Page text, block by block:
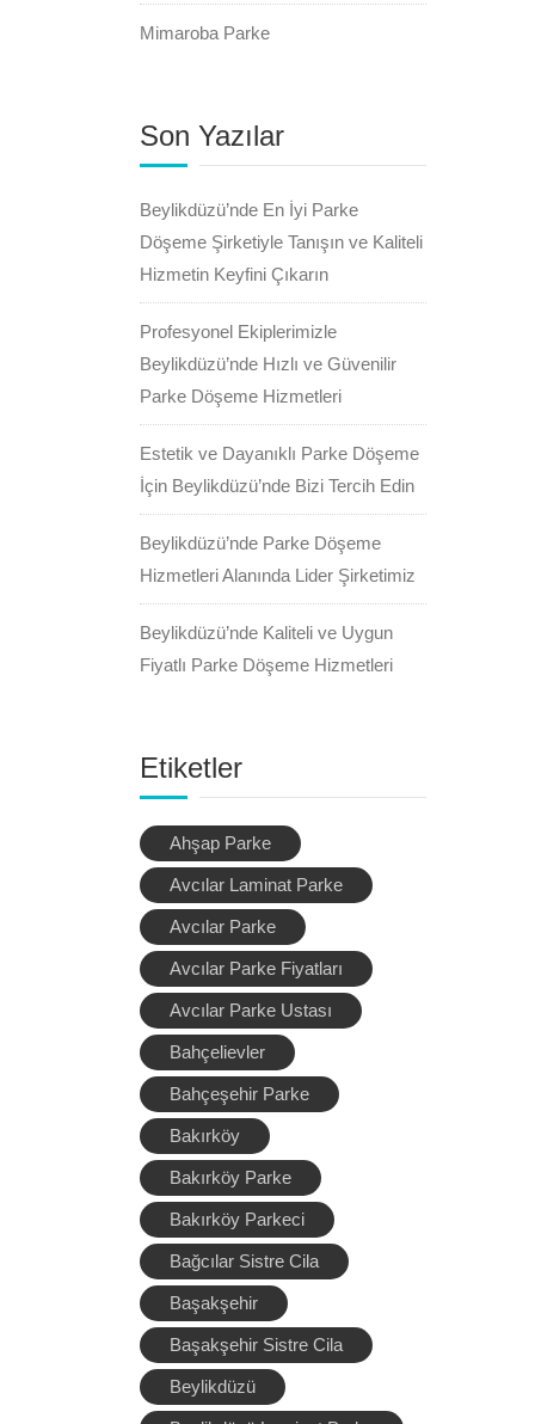
Mimaroba Parke
Son Yazılar
Beylikdüzü’nde En İyi Parke
Döşeme Şirketiyle Tanışın ve Kaliteli
Hizmetin Keyfini Çıkarın
Profesyonel Ekiplerimizle
Beylikdüzü’nde Hızlı ve Güvenilir
Parke Döşeme Hizmetleri
Estetik ve Dayanıklı Parke Döşeme
İçin Beylikdüzü’nde Bizi Tercih Edin
Beylikdüzü’nde Parke Döşeme
Hizmetleri Alanında Lider Şirketimiz
Beylikdüzü’nde Kaliteli ve Uygun
Fiyatlı Parke Döşeme Hizmetleri
Etiketler
Ahşap Parke
Avcılar Laminat Parke
Avcılar Parke
Avcılar Parke Fiyatları
Avcılar Parke Ustası
Bahçelievler
Bahçeşehir Parke
Bakırköy
Bakırköy Parke
Bakırköy Parkeci
Bağcılar Sistre Cila
Başakşehir
Başakşehir Sistre Cila
Beylikdüzü